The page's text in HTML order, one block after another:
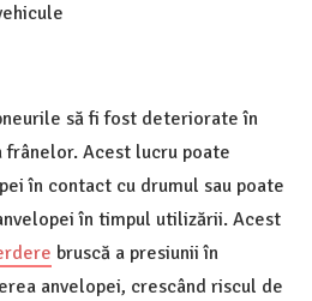
să fi fost deteriorate în
Acest lucru poate
în contact cu drumul sau poate
în timpul utilizării. Acest
bruscă a presiunii în
anvelopei, crescând riscul de